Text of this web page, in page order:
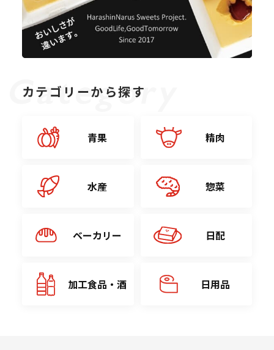
カテゴリーから探す
青果 精肉
水産 惣菜
ベーカリー 日配
加工食品・酒 日用品